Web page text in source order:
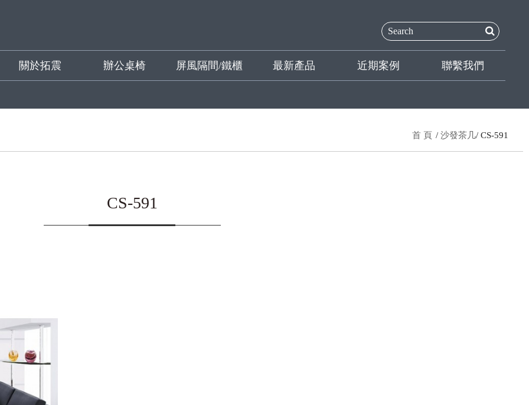
關於拓震 辦公桌椅 屏風隔間/鐵櫃 最新產品 近期案例 聯繫我們
首 頁 沙發茶几 CS-591
CS-591